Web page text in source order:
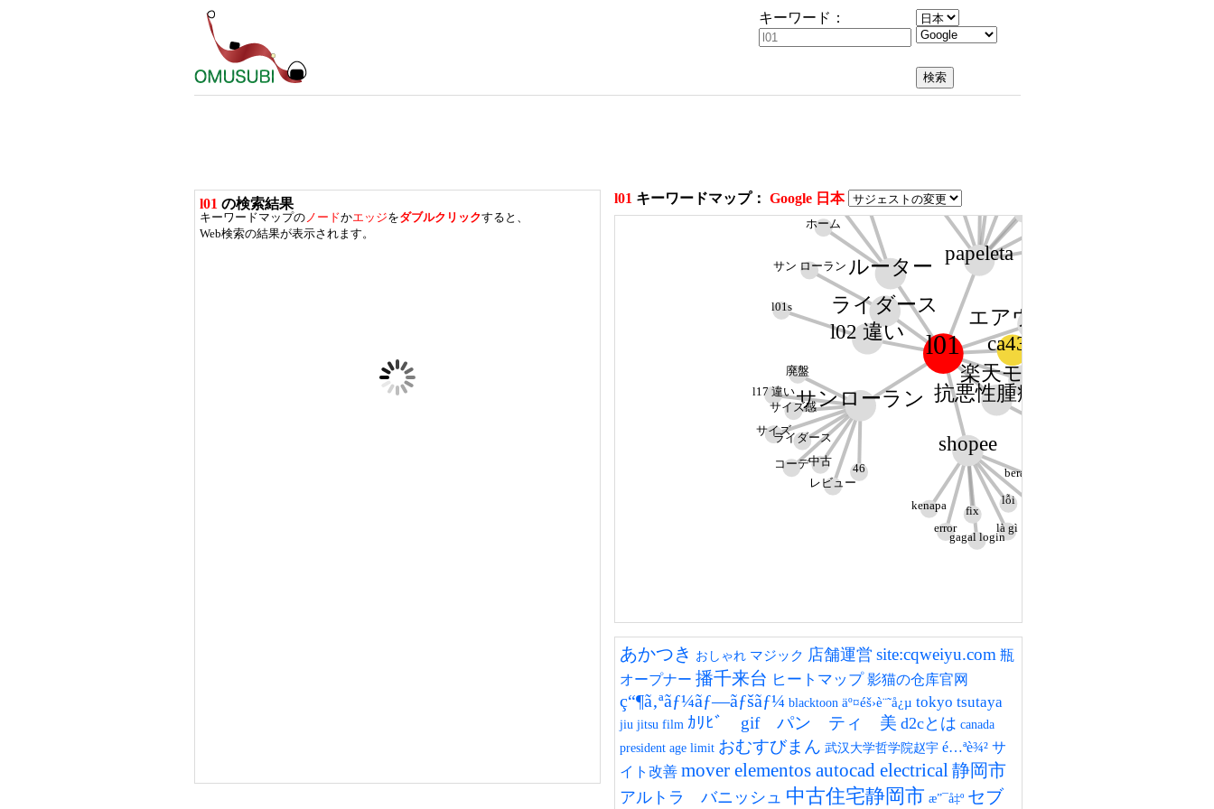
キーワード：
l01 の検索結果
キーワードマップのノードかエッジをダブルクリックすると、
Web検索の結果が表示されます。
l01 キーワードマップ： Google 日本
l01
ルーター
au
ホーム
wimax ホーム
ライダース
サン ローラン
ca435
サンローラン
廃盤
中古
46
コーデ
サイズ
サイズ感
レビュー
ライダース
l17 違い
楽天モバイル
抗悪性腫瘍薬
l02 違い
l01s エアウィーヴ
shopee
fix
lỗi
error
là gì
kenapa
berapa lama
gagal login
papeleta
costo peru
precio 2025
あかつき おしゃれ マジック 店舗運営 site:cqweiyu.com 瓶
オープナー 播千来台 ヒートマップ 影猫の仓库官网
ç“¶ã‚ªãƒ¼ãƒ—ãƒšãƒ¼ blacktoon äº¤éš›è¨˜å¿µ tokyo tsutaya
jiu jitsu film ｶﾘﾋﾞ gif パン ティ 美 d2cとは canada
president age limit おむすびまん 武汉大学哲学院赵宇 é…ªè¾² サ
イト改善 mover elementos autocad electrical 静岡市
アルトラ バニッシュ 中古住宅静岡市 æ”¯å‡º セブ